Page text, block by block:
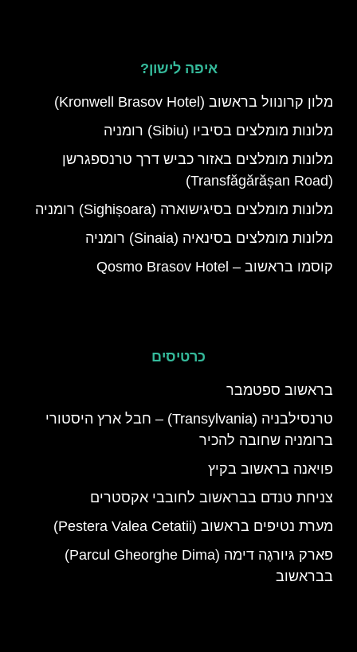
איפה לישון?
מלון קרונוול בראשוב (Kronwell Brasov Hotel)
מלונות מומלצים בסיביו (Sibiu) רומניה
מלונות מומלצים באזור כביש דרך טרנספגרשן
(Transfăgărășan Road)
מלונות מומלצים בסיגישוארה (Sighișoara) רומניה
מלונות מומלצים בסינאיה (Sinaia) רומניה
קוסמו בראשוב – Qosmo Brasov Hotel
כרטיסים
בראשוב ספטמבר
טרנסילבניה (Transylvania) – חבל ארץ היסטורי
ברומניה שחובה להכיר
פויאנה בראשוב בקיץ
צניחת טנדם בבראשוב לחובבי אקסטרים
מערת נטיפים בראשוב (Pestera Valea Cetatii)
פארק גּיורגֶה דימה (Parcul Gheorghe Dima)
בבראשוב